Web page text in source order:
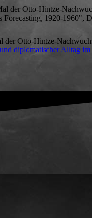
der Otto-Hintze-
Forecasting, 1920-1960",
der Otto-Hintze-
diplomatischer Alltag